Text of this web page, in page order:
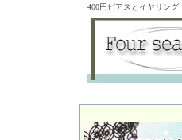
400円ピアスとイヤリン